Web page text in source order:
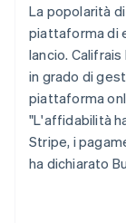
La popolarità
piattaforma di
lancio.
in grado di
piattaforma
"L'affidabilità
Stripe, i
ha dichiarato